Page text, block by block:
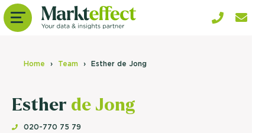
Home Team Esther de Jong
Esther de Jong
020-770 75 79